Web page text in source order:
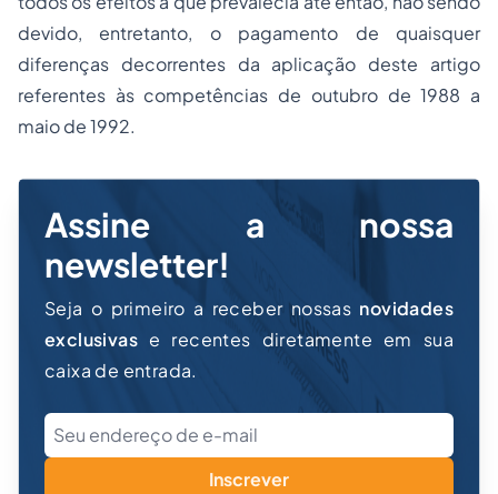
devido, entretanto, o pagamento de quaisquer
diferenças decorrentes da aplicação deste artigo
referentes às competências de outubro de 1988 a
maio de 1992.
Assine a nossa
newsletter!
Seja o primeiro a receber nossas novidades
exclusivas e recentes diretamente em sua
caixa de entrada.
Inscrever